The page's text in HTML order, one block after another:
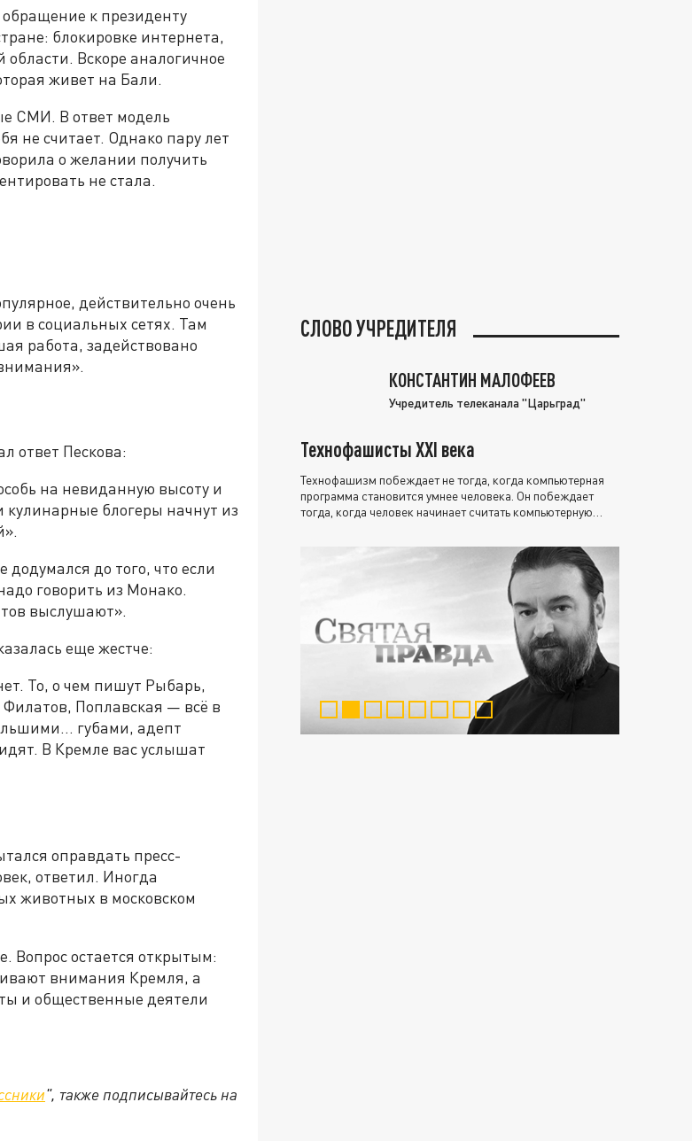
к президенту
блокировке интернета,
Вскоре аналогичное
живет на Бали.
СМИ. В ответ модель
не считает. Однако пару лет
о желании получить
не стала.
действительно очень
в социальных сетях. Там
работа, задействовано
ответ Пескова:
на невиданную высоту и
блогеры начнут из
до того, что если
говорить из Монако.
выслушают».
еще жестче:
То, о чем пишут Рыбарь,
Поплавская — всё в
губами, адепт
В Кремле вас услышат
оправдать пресс-
ответил. Иногда
животных в московском
Вопрос остается открытым:
внимания Кремля, а
и общественные деятели
", также подписывайтесь на
СЛОВО УЧРЕДИТЕЛЯ
КОНСТАНТИН МАЛОФЕЕВ
Учредитель телеканала "Царьград"
Технофашисты XXI века
Технофашизм побеждает не тогда, когда компьютерная
программа становится умнее человека. Он побеждает
тогда, когда человек начинает считать компьютерную